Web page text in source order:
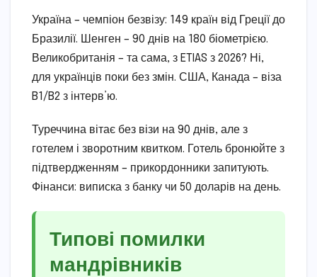
Україна – чемпіон безвізу: 149 країн від Греції до
Бразилії. Шенген – 90 днів на 180 біометрією.
Великобританія – та сама, з ETIAS з 2026? Ні,
для українців поки без змін. США, Канада – віза
B1/B2 з інтерв’ю.
Туреччина вітає без візи на 90 днів, але з
готелем і зворотним квитком. Готель бронюйте з
підтвердженням – прикордонники запитують.
Фінанси: виписка з банку чи 50 доларів на день.
Типові помилки
мандрівників